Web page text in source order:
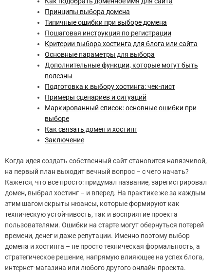
Принципы выбора домена
Типичные ошибки при выборе домена
Пошаговая инструкция по регистрации
Критерии выбора хостинга для блога или сайта
Основные параметры для выбора
Дополнительные функции, которые могут быть
полезны
Подготовка к выбору хостинга: чек-лист
Примеры сценариев и ситуаций
Маркированный список: основные ошибки при
выборе
Как связать домен и хостинг
Заключение
Когда идея создать собственный сайт становится навязчивой,
на первый план выходит вечный вопрос – с чего начать?
Кажется, что все просто: придумал название, зарегистрировал
домен, выбрал хостинг – и вперед. На практике же за каждым
этим шагом скрыты нюансы, которые формируют как
техническую устойчивость, так и восприятие проекта
пользователями. Ошибки на старте могут обернуться потерей
времени, денег и даже репутации. Именно поэтому выбор
домена и хостинга – не просто техническая формальность, а
стратегическое решение, напрямую влияющее на успех блога,
интернет-магазина или любого другого онлайн-проекта.